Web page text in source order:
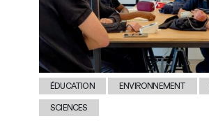
ÉDUCATION ENVIRONNEMENT
SCIENCES